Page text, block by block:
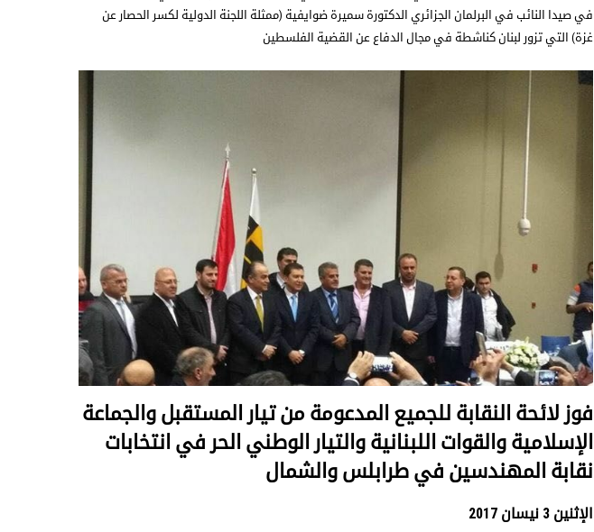
في صيدا النائب في البرلمان الجزائري الدكتورة سميرة ضوايفية (ممثلة اللجنة الدولية لكسر الحصار عن
غزة) التي تزور لبنان كناشطة في مجال الدفاع عن القضية الفلسطين
فوز لائحة النقابة للجميع المدعومة من تيار المستقبل والجماعة
الإسلامية والقوات اللبنانية والتيار الوطني الحر في انتخابات
نقابة المهندسين في طرابلس والشمال
الإثنين 3 نيسان 2017